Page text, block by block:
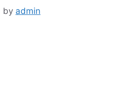
by admin